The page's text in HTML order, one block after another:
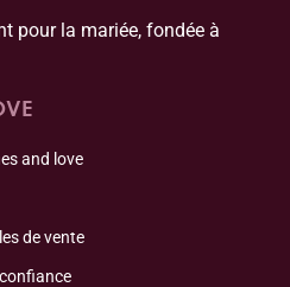
pour la mariée, fondée à
and love
de vente